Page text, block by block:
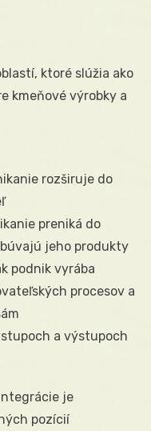
ktoré slúžia ako
kmeňové výrobky a
rozširuje do
preniká do
jeho produkty
podnik vyrába
procesov a
a výstupoch
je
pozícií